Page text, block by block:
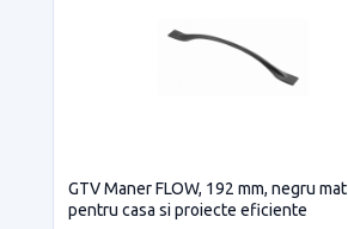
GTV Maner FLOW, 192 mm, negru mat
pentru casa si proiecte eficiente